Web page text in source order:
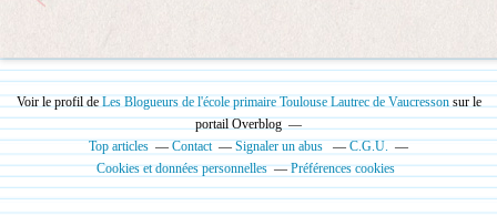
Voir le profil de Les Blogueurs de l'école primaire Toulouse Lautrec de Vaucressonsur le
portail Overblog
Top articles
Contact Signaler un abus
C.G.U.
Cookies et données personnelles
Préférences cookies